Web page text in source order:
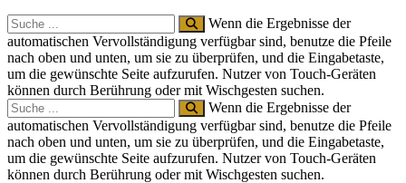
Search
for:
Wenn die Ergebnisse der
automatischen Vervollständigung verfügbar sind, benutze die Pfeile
nach oben und unten, um sie zu überprüfen, und die Eingabetaste,
um die gewünschte Seite aufzurufen. Nutzer von Touch-Geräten
können durch Berührung oder mit Wischgesten suchen.
Search
for:
Wenn die Ergebnisse der
automatischen Vervollständigung verfügbar sind, benutze die Pfeile
nach oben und unten, um sie zu überprüfen, und die Eingabetaste,
um die gewünschte Seite aufzurufen. Nutzer von Touch-Geräten
können durch Berührung oder mit Wischgesten suchen.